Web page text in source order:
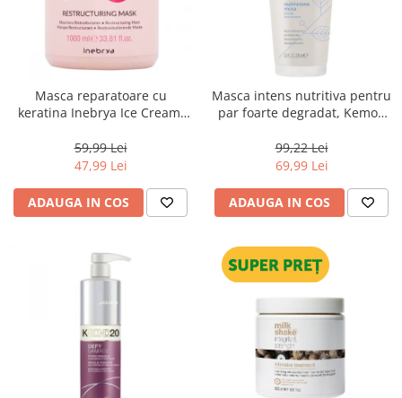
Masca reparatoare cu
keratina Inebrya Ice Cream,
59,99 Lei
47,99 Lei
ADAUGA IN COS
Masca intens nutritiva pentru
par foarte degradat, Kemon
ml
99,22 Lei
69,99 Lei
ADAUGA IN COS